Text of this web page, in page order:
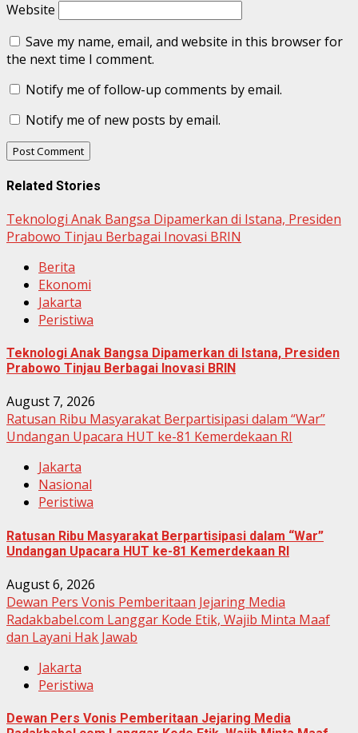
Website
Save my name, email, and website in this browser for
the next time I comment.
Notify me of follow-up comments by email.
Notify me of new posts by email.
Related Stories
Teknologi Anak Bangsa Dipamerkan di Istana, Presiden
Prabowo Tinjau Berbagai Inovasi BRIN
Berita
Ekonomi
Jakarta
Peristiwa
Teknologi Anak Bangsa Dipamerkan di Istana, Presiden
Prabowo Tinjau Berbagai Inovasi BRIN
August 7, 2026
Ratusan Ribu Masyarakat Berpartisipasi dalam “War”
Undangan Upacara HUT ke-81 Kemerdekaan RI
Jakarta
Nasional
Peristiwa
Ratusan Ribu Masyarakat Berpartisipasi dalam “War”
Undangan Upacara HUT ke-81 Kemerdekaan RI
August 6, 2026
Dewan Pers Vonis Pemberitaan Jejaring Media
Radakbabel.com Langgar Kode Etik, Wajib Minta Maaf
dan Layani Hak Jawab
Jakarta
Peristiwa
Dewan Pers Vonis Pemberitaan Jejaring Media